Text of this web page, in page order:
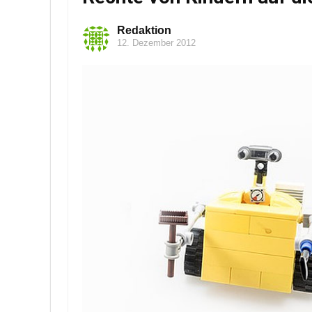
Redaktion
12. Dezember 2012